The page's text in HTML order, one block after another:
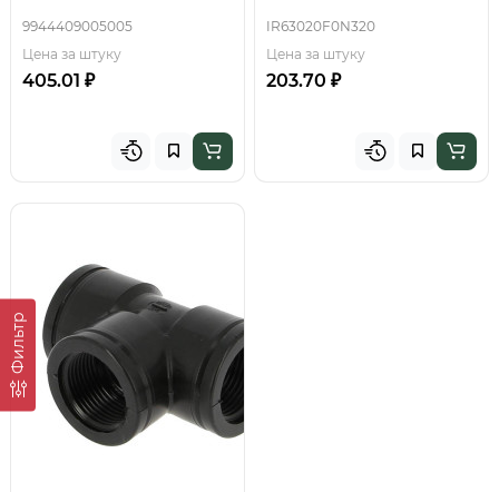
Фильтр
9944409005005
Цена за штуку
405.01 ₽
IR63020F0N320
Цена за штуку
203.70 ₽